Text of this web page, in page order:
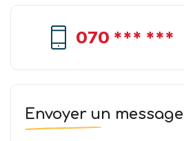
070 *** ***
Envoyer un message